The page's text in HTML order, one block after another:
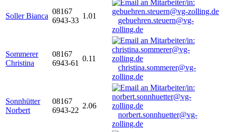
Soller Bianca
08167
6943-33
1.01
gebuehren.steuern@vg-
zolling.de
Sommerer
Christina
08167
6943-61
0.11
christina.sommerer@vg-
zolling.de
Sonnhütter
Norbert
08167
6943-22
2.06
norbert.sonnhuetter@vg-
zolling.de